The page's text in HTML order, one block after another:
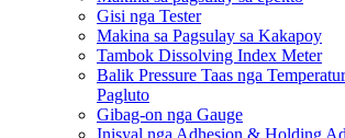
Gisi nga Tester
Makina sa Pagsulay sa Kakapoy
Tambok Dissolving Index Meter
Balik Pressure Taas nga
Pagluto
Gibag-on nga Gauge
Inisyal nga Adhesion & Holding